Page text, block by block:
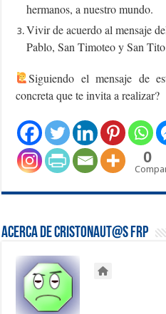
hermanos, a nuestro mundo.
Vivir de acuerdo al mensaje
Pablo, San Timoteo y San Tito
‍Siguiendo el mensaje de
concreta que te invita a realizar?
0
Acerca de Cristonaut@s FRP